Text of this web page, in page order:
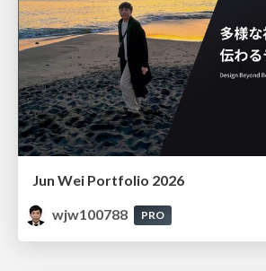
Jun Wei Portfolio 2026
wjw100788
PRO